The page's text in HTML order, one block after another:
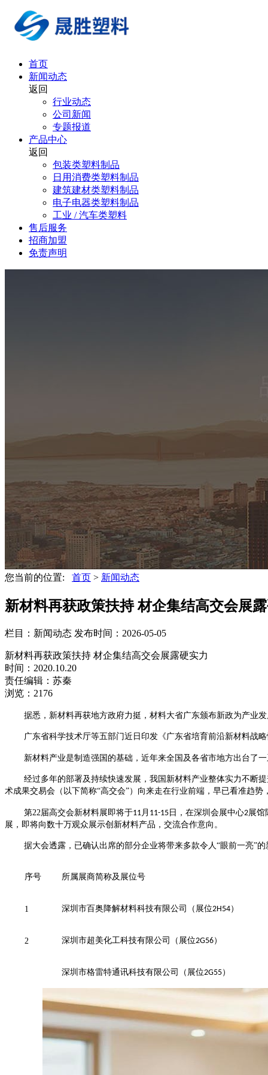
首页
新闻动态
返回
行业动态
公司新闻
专题报道
产品中心
返回
包装类塑料制品
日用消费类塑料制品
建筑建材类塑料制品
电子电器类塑料制品
工业 / 汽车类塑料
售后服务
招商加盟
免责声明
您当前的位置: 首页 > 新闻动态
新材料再获政策扶持 材企集结高交会展
栏目：新闻动态 发布时间：2026-05-05
新材料再获政策扶持 材企集结高交会展露硬实力
时间：2020.10.20
责任编辑：苏秦
浏览：2176
据悉，新材料再获地方政府力挺，材料大省广东颁布新政为产业
广东省科学技术厅等五部门近日印发《广东省培育前沿新材料战
新材料产业是制造强国的基础，近年来全国及各省市地方出台了
经过多年的部署及持续快速发展，我国新材料产业整体实力不断
术成果交易会（以下简称“高交会”）向来走在行业前端，早已看准趋
第22 届高交会新材料展即将于11 月 11-15 日，在深圳会展中心2展馆
展，即将向数十万观众展示创新材料产品，交流合作意向。
据大会透露，已确认出席的部分企业将带来多款令人 “眼前一亮”
序号 所属展商简称及展位号
1 深圳市百奥降解材料科技有限公司（展位2H54）
2 深圳市超美化工科技有限公司（展位2G56）
深圳市格雷特通讯科技有限公司（展位2G55）